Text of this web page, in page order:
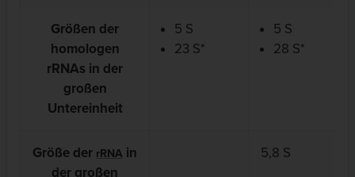
Größen der
homologen
rRNAs in der
großen
Untereinheit
5 S
23 S*
5 S
28 S*
Größe der rRNA in
der großen
5,8 S